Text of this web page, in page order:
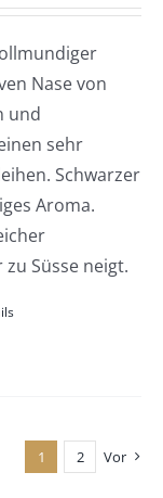
Nase von
und
sehr
Schwarzer
Aroma.
Süsse neigt.
1 2 Vor